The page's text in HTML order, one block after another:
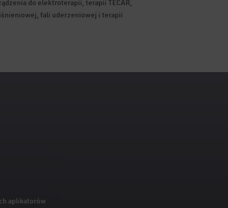
do elektroterapii, terapii TECAR,
fali uderzeniowej i terapii
aplikatorów